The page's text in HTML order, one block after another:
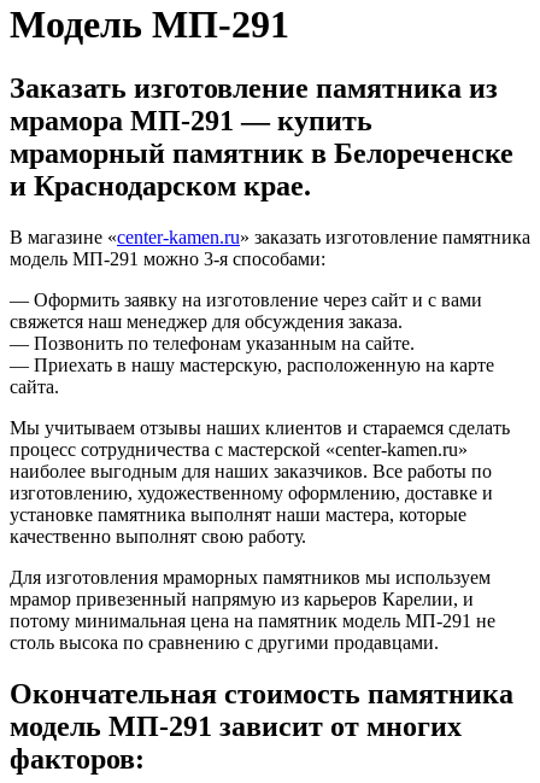
Модель МП-291
Заказать изготовление памятника из
мрамора МП-291 — купить
мраморный памятник в Белореченске
и Краснодарском крае.
В магазине «center-kamen.ru» заказать изготовление памятника
модель МП-291 можно 3-я способами:
— Оформить заявку на изготовление через сайт и с вами
свяжется наш менеджер для обсуждения заказа.
— Позвонить по телефонам указанным на сайте.
— Приехать в нашу мастерскую, расположенную на карте
сайта.
Мы учитываем отзывы наших клиентов и стараемся сделать
процесс сотрудничества с мастерской «center-kamen.ru»
наиболее выгодным для наших заказчиков. Все работы по
изготовлению, художественному оформлению, доставке и
установке памятника выполнят наши мастера, которые
качественно выполнят свою работу.
Для изготовления мраморных памятников мы используем
мрамор привезенный напрямую из карьеров Карелии, и
потому минимальная цена на памятник модель МП-291 не
столь высока по сравнению с другими продавцами.
Окончательная стоимость памятника
модель МП-291 зависит от многих
факторов: